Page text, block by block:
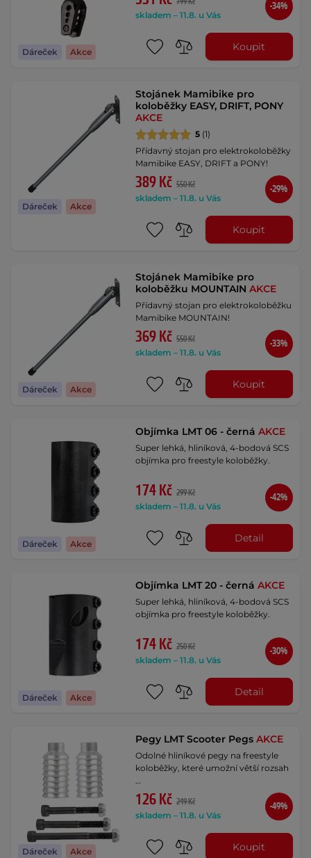
Dáreček Akce
skladem – 11.8. u Vás
-34%
Koupit
Dáreček Akce
Stojánek Mamibike pro
koloběžky EASY, DRIFT, PONY
AKCE
5 (1)
Přídavný stojan pro elektrokoloběžky
Mamibike EASY, DRIFT a PONY!
389 Kč 550 Kč
skladem – 11.8. u Vás
-29%
Koupit
Dáreček Akce
Stojánek Mamibike pro
koloběžku MOUNTAINAKCE
Přídavný stojan pro elektrokoloběžku
Mamibike MOUNTAIN!
369 Kč 550 Kč
skladem – 11.8. u Vás
-33%
Koupit
Dáreček Akce
Objímka LMT 06 - černáAKCE
Super lehká, hliníková, 4-bodová SCS
objímka pro freestyle koloběžky.
174 Kč 299 Kč
skladem – 11.8. u Vás
-42%
Detail
Dáreček Akce
Objímka LMT 20 - černáAKCE
Super lehká, hliníková, 4-bodová SCS
objímka pro freestyle koloběžky.
174 Kč 250 Kč
skladem – 11.8. u Vás
-30%
Detail
Dáreček Akce
Pegy LMT Scooter PegsAKCE
Odolné hliníkové pegy na freestyle
koloběžky, které umožní větší rozsah
…
126 Kč 249 Kč
skladem – 11.8. u Vás
-49%
Koupit